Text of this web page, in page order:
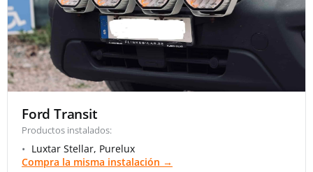
Ford Transit
Productos instalados:
Luxtar Stellar, Purelux
Compra la misma instalación →